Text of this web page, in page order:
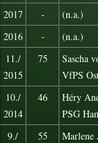
2017
-
(n.a.)
2016
-
(n.a.)
11./
2015
75
Sascha
VfPS
10./
2014
46
Héry
PSG
9./
55
Marlene